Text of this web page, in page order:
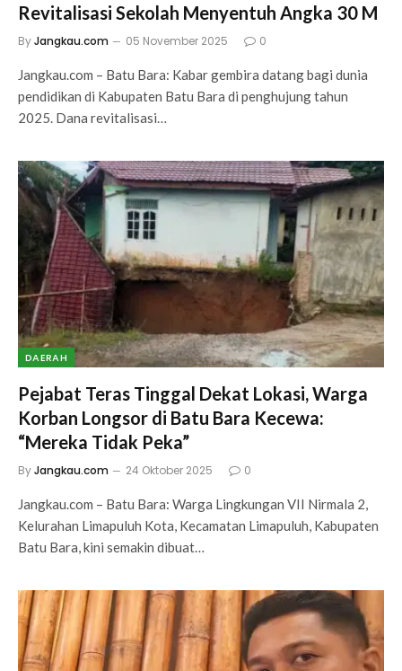
Revitalisasi Sekolah Menyentuh Angka 30 M
ByJangkau.com 05 November 2025 0
Jangkau.com – Batu Bara: Kabar gembira datang bagi dunia
pendidikan di Kabupaten Batu Bara di penghujung tahun
2025. Dana revitalisasi…
DAERAH
Pejabat Teras Tinggal Dekat Lokasi, Warga
Korban Longsor di Batu Bara Kecewa:
“Mereka Tidak Peka”
ByJangkau.com 24 Oktober 2025 0
Jangkau.com – Batu Bara: Warga Lingkungan VII Nirmala 2,
Kelurahan Limapuluh Kota, Kecamatan Limapuluh, Kabupaten
Batu Bara, kini semakin dibuat…